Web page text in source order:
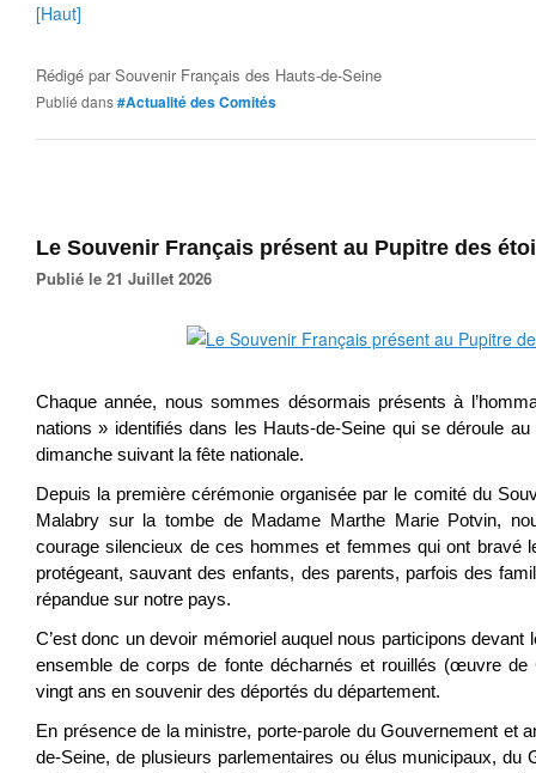
[Haut]
Rédigé parSouvenir Français des Hauts-de-Seine
Publié dans#Actualité des Comités
Le Souvenir Français présent au Pupitre des
Publié le 21 Juillet 2026
Chaque année, nous sommes désormais présents à
nations » identifiés dans les Hauts-de-Seine qui se déroule
dimanche suivant la fête nationale.
Depuis la première cérémonie organisée par le comité du
Malabry sur la tombe de Madame Marthe Marie Potvin,
courage silencieux de ces hommes et femmes qui ont bravé
protégeant, sauvant des enfants, des parents, parfois des
répandue sur notre pays.
C’est donc un devoir mémoriel auquel nous participons devant
ensemble de corps de fonte décharnés et rouillés (œuvre de
vingt ans en souvenir des déportés du département.
En présence de la ministre, porte-parole du Gouvernement et
de-Seine, de plusieurs parlementaires ou élus municipaux, du